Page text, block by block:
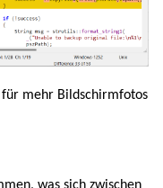
für mehr Bildschirmfotos
was sich zwischen